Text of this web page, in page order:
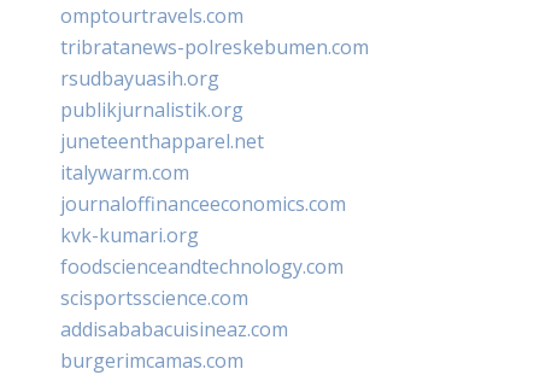
omptourtravels.com
tribratanews-polreskebumen.com
rsudbayuasih.org
publikjurnalistik.org
juneteenthapparel.net
italywarm.com
journaloffinanceeconomics.com
kvk-kumari.org
foodscienceandtechnology.com
scisportsscience.com
addisababacuisineaz.com
burgerimcamas.com